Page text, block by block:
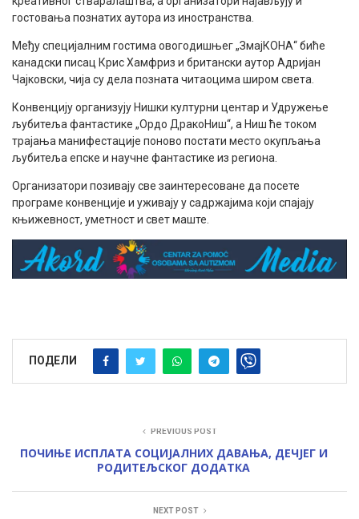
гостовања познатих аутора из иностранства.
Међу специјалним гостима овогодишњег „ЗмајКОНА“ биће
канадски писац Крис Хамфриз и британски аутор Адријан
Чајковски, чија су дела позната читаоцима широм света.
Конвенцију организују Нишки културни центар и Удружење
љубитеља фантастике „Ордо ДракоНиш“, а Ниш ће током
трајања манифестације поново постати место окупљања
љубитеља епске и научне фантастике из региона.
Организатори позивају све заинтересоване да посете
програме конвенције и уживају у садржајима који спајају
књижевност, уметност и свет маште.
ПОДЕЛИ
PREVIOUS POST
ПОЧИЊЕ ИСПЛАТА СОЦИЈАЛНИХ ДАВАЊА, ДЕЧЈЕГ И
РОДИТЕЉСКОГ ДОДАТКА
NEXT POST